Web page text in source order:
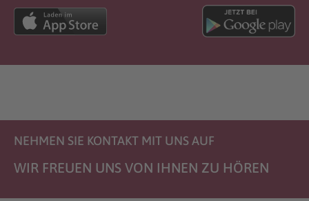
NEHMEN SIE KONTAKT MIT UNS AUF
WIR FREUEN UNS VON IHNEN ZU HÖREN